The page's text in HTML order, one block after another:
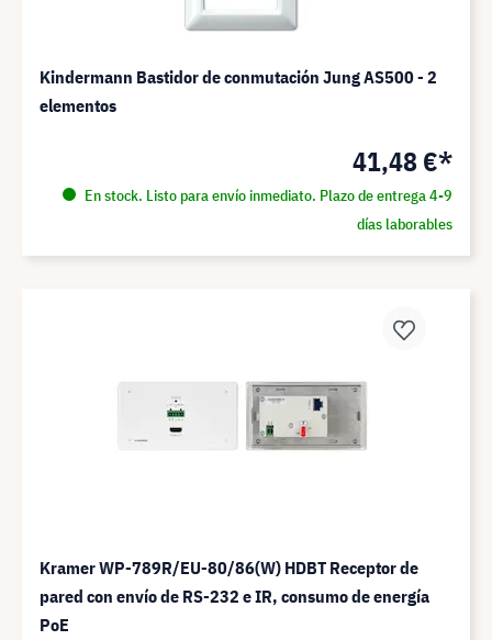
Kindermann Bastidor de conmutación Jung AS500 - 2
elementos
41,48 €*
En stock. Listo para envío inmediato. Plazo de entrega 4-9
días laborables
Kramer WP-789R/EU-80/86(W) HDBT Receptor de
pared con envío de RS-232 e IR, consumo de energía
PoE